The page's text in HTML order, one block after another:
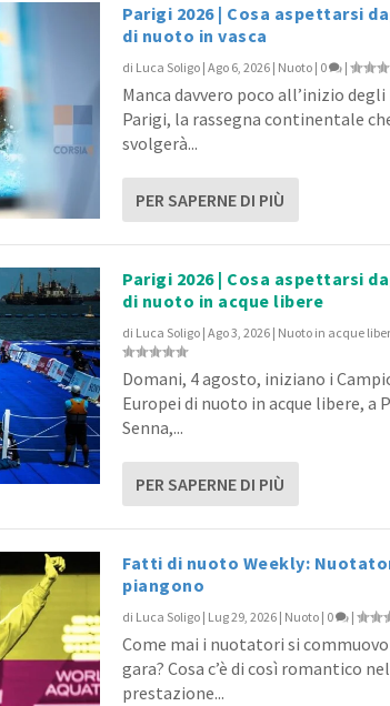
spettacolo ai Trials US...
| 0
Sjöström e mal ...
0 |
to Rio? Ready to go!
Podcast|0 |
– aprile 2...
| 0
Parigi 2026 | Cosa aspettarsi
di nuoto in vasca
di Luca Soligo | Ago 6, 2026 | Nuoto | 0 |
Manca davvero poco all’inizio degli
Parigi, la rassegna continentale
svolgerà...
PER SAPERNE DI PIÙ
Parigi 2026 | Cosa aspettarsi
di nuoto in acque libere
di Luca Soligo | Ago 3, 2026 | Nuoto in acque
Domani, 4 agosto, iniziano i
Europei di nuoto in acque libere, a
Senna,...
PER SAPERNE DI PIÙ
Fatti di nuoto Weekly:
piangono
di Luca Soligo | Lug 29, 2026 | Nuoto | 0 |
Come mai i nuotatori si
gara? Cosa c’è di così romantico
prestazione...